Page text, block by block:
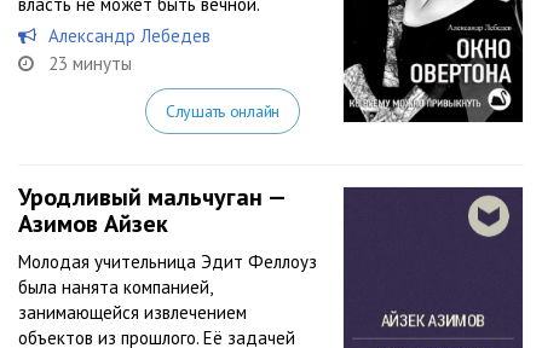
Александр Лебедев
23 минуты
Слушать онлайн
Уродливый мальчуган —
Азимов Айзек
Молодая учительница Эдит Феллоуз
была нанята компанией,
занимающейся извлечением
объектов из прошлого. Её задачей